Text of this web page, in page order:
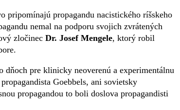
pripomínajú propagandu nacistického ríšskeho
nemal na podporu svojich zvrátených
zločinec Dr. Josef Mengele, ktorý robil
dňoch pre klinicky neoverenú a experimentálnu
Goebbels, ani sovietsky
propagandou to boli doslova propagandisti